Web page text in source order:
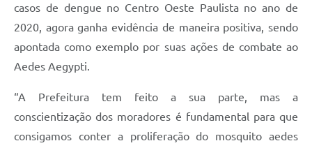
casos de dengue no Centro Oeste Paulista no ano de
2020, agora ganha evidência de maneira positiva, sendo
apontada como exemplo por suas ações de combate ao
Aedes Aegypti.
“A Prefeitura tem feito a sua parte, mas a
conscientização dos moradores é fundamental para que
consigamos conter a proliferação do mosquito aedes